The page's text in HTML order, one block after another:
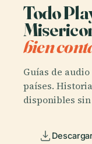
Todo
bien
Guías de audio
países.
disponibles